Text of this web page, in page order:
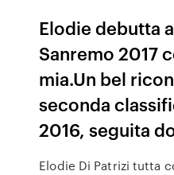
Elodie debutta
Sanremo 2017
mia.Un bel
seconda
2016, seguita
Elodie Di Patrizi tutta